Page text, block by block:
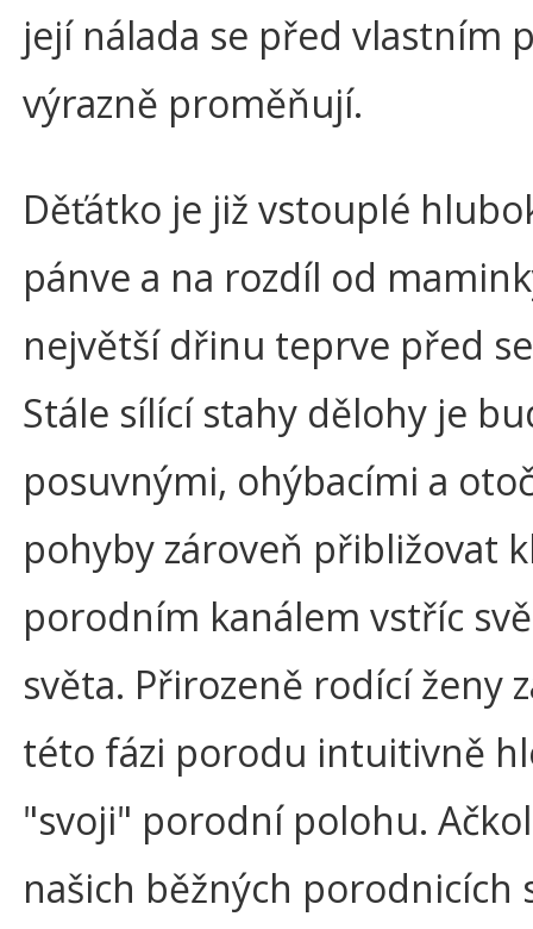
její nálada se před vlastním
výrazně proměňují.
Děťátko je již vstouplé
pánve a na rozdíl od
největší dřinu teprve před
Stále sílící stahy dělohy je
posuvnými, ohýbacími a
pohyby zároveň přibližovat
porodním kanálem vstříc
světa. Přirozeně rodící ženy
této fázi porodu intuitivně
"svoji" porodní polohu.
našich běžných porodnicích